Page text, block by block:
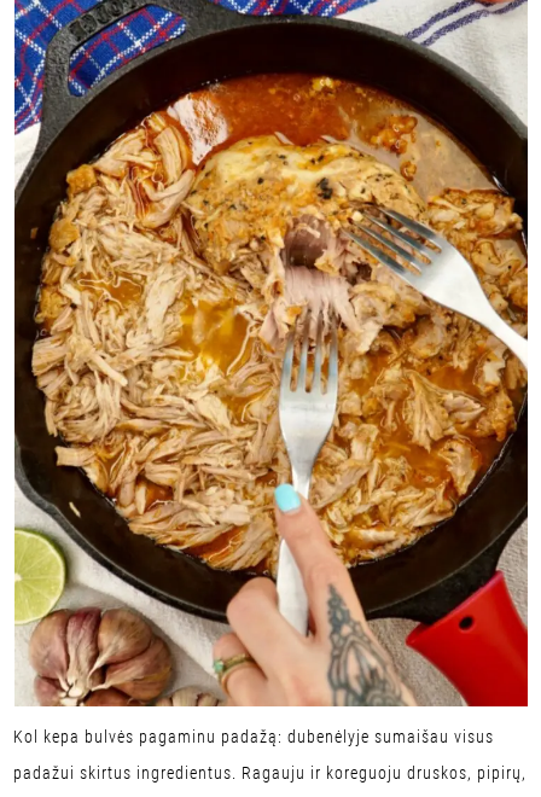
Kol kepa bulvės pagaminu padažą: dubenėlyje sumaišau visus
padažui skirtus ingredientus. Ragauju ir koreguoju druskos, pipirų,